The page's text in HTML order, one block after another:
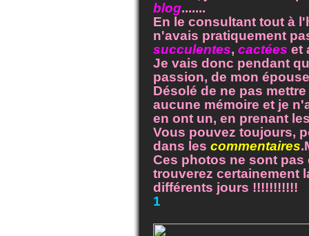
blog.......
En le consultant tout à
n'avais pratiquement
succulentes, cactées et
Je vais donc pendant
passion, de mon
Désolé de ne pas
aucune mémoire et je
en ont un, en prenant
Vous pouvez toujours,
dans les commentaires
Ces photos ne sont
trouverez certainement
différents jours !!!!!!!!!!!
1